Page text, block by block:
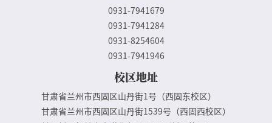
0931-7941679
0931-7941284
0931-8254604
0931-7941946
校区地址
甘肃省兰州市西固区山丹街1号（西固东校区）
甘肃省兰州市西固区山丹街1539号（西固西校区）